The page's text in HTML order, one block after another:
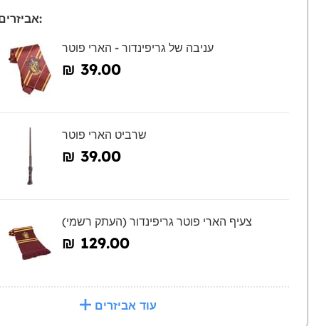
אביזרים מומלצים:
עניבה של גריפינדור - הארי פוטר
₪‎ 39.00
שרביט הארי פוטר
₪‎ 39.00
צעיף הארי פוטר גריפינדור (העתק רשמי)
₪‎ 129.00
עוד אביזרים